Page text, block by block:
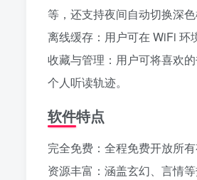
等，还支持夜间自动切换深色
离线缓存：用户可在 WiFi 环
收藏与管理：用户可将喜欢
个人听读轨迹。
软件特点
完全免费：全程免费开放所
资源丰富：涵盖玄幻、言情